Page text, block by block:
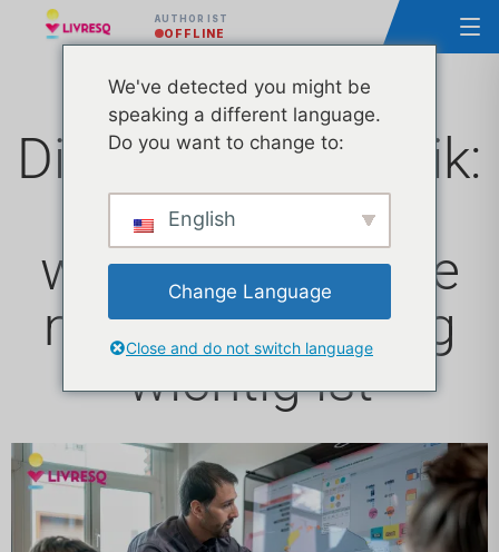
AUTHOR IST
OFFLINE
Digitale Pädagogik:
Was sie ist und
warum sie für die
moderne Bildung
wichtig ist
We've detected you might be
speaking a different language.
Do you want to change to:
English
Change Language
Close and do not switch language